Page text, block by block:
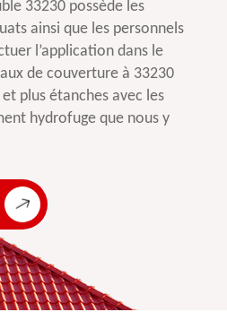
33230 possède les
ainsi que les personnels
l’application dans le
de couverture à 33230
plus étanches avec les
hydrofuge que nous y